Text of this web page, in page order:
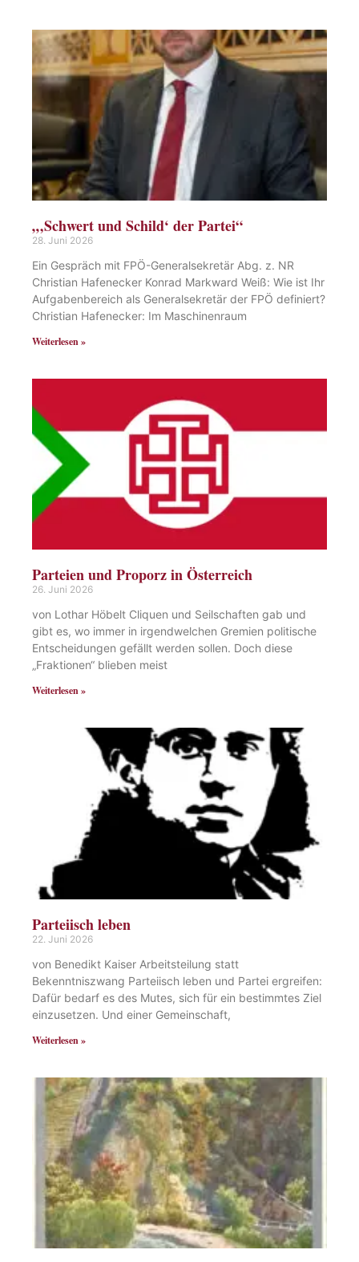
„‚Schwert und Schild‘ der Partei“
28. Juni 2026
Ein Gespräch mit FPÖ-Generalsekretär Abg. z. NR
Christian Hafenecker Konrad Markward Weiß: Wie ist Ihr
Aufgabenbereich als Generalsekretär der FPÖ definiert?
Christian Hafenecker: Im Maschinenraum
Weiterlesen »
Parteien und Proporz in Österreich
26. Juni 2026
von Lothar Höbelt Cliquen und Seilschaften gab und
gibt es, wo immer in irgendwelchen Gremien politische
Entscheidungen gefällt werden sollen. Doch diese
„Fraktionen“ blieben meist
Weiterlesen »
Parteiisch leben
22. Juni 2026
von Benedikt Kaiser Arbeitsteilung statt
Bekenntniszwang Parteiisch leben und Partei ergreifen:
Dafür bedarf es des Mutes, sich für ein bestimmtes Ziel
einzusetzen. Und einer Gemeinschaft,
Weiterlesen »